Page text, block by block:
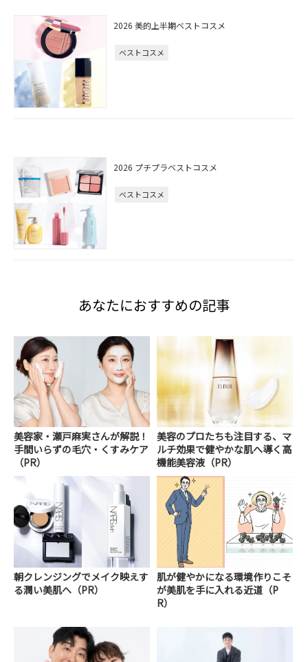
2026 美的上半期ベストコスメ
ベストコスメ
2026 プチプラベストコスメ
ベストコスメ
あなたにおすすめの記事
美容家・瀬戸麻実さんが解説！
手間いらずの毛穴・くすみケア
（PR）
美容のプロたちも注目する、マ
ルチ効果で健やかな肌へ導く高
機能美容液（PR）
朝クレンジングでメイク映えす
る潤い美肌へ（PR）
肌が健やかになる環境作りこそ
が美肌を手に入れる近道（P
R）